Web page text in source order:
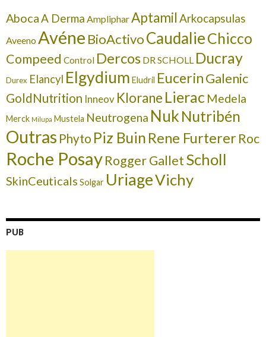
AbocaA Derma AmplipharAptamil Arkocapsulas
Aveeno Avéne BioActivoCaudalieChicco
Compeed Control Dercos DR SCHOLL Ducray
Durex Elancyl Elgydium Eludril EucerinGalenic
GoldNutrition Inneov Klorane Lierac Medela
Merck Milupa Mustela Neutrogena Nuk Nutribén
Outras Phyto Piz Buin Rene FurtererRoc
Roche PosayRogger GalletScholl
SkinCeuticals Solgar UriageVichy
PUB